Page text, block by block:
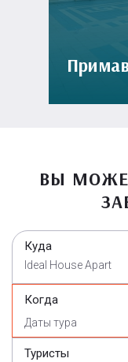
ВЫ
Куда
Ideal House Apart
Когда
Туристы